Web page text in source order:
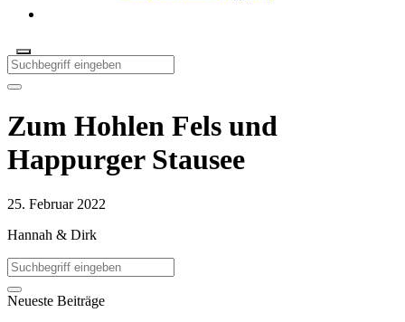
Zum Hohlen Fels und
Happurger Stausee
25. Februar 2022
Hannah & Dirk
Neueste Beiträge